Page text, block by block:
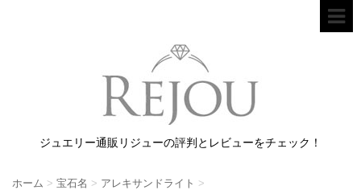
ジュエリー通販リジューの評判とレビューをチェック！
ホーム > 宝石名 > アレキサンドライト >